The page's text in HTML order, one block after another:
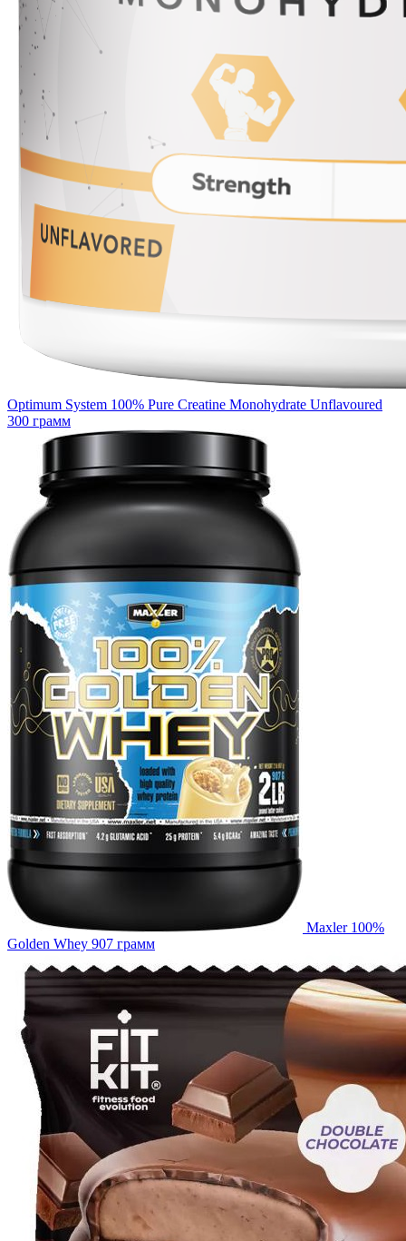
Optimum System 100% Pure Creatine Monohydrate Unflavoured
300 грамм
Maxler 100%
Golden Whey 907 грамм